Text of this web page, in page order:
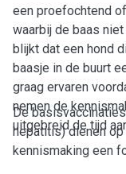
een proefochtend
waarbij de baas
blijkt dat een hond
baasje in de buurt
graag ervaren
nemen de
uitgebreid de tijd
De
hepatitis) dienen
kennismaking een